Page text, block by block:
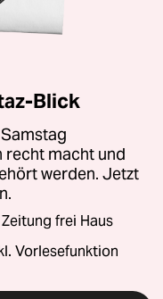
Blick
recht macht und
werden. Jetzt
frei Haus
Vorlesefunktion